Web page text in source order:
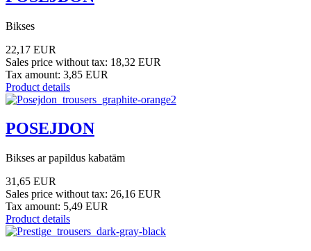
Bikses
22,17 EUR
Sales price without tax: 18,32 EUR
Tax amount: 3,85 EUR
Product details
POSEJDON
Bikses ar papildus kabatām
31,65 EUR
Sales price without tax: 26,16 EUR
Tax amount: 5,49 EUR
Product details